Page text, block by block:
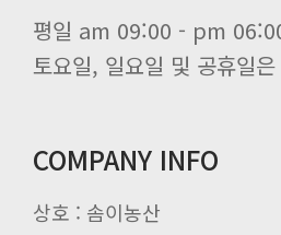
평일 am 09:00 - pm
토요일, 일요일 및 공휴일
COMPANY INFO
상호 : 솜이농산